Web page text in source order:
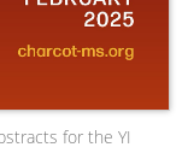
for the YI